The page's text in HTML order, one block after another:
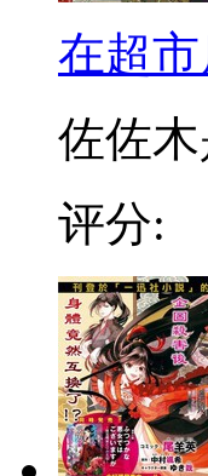
在超
佐佐
评分: